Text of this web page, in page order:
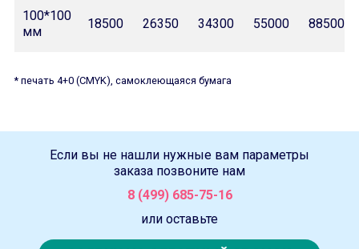
100*100
мм
18500 26350 34300 55000 88500
* печать 4+0 (CMYK), самоклеющаяся бумага
Если вы не нашли нужные вам параметры
заказа позвоните нам
8 (499) 685-75-16
или оставьте